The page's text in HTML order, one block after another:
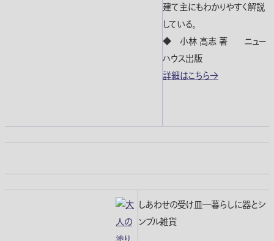
建て主にもわかりやすく解説
している。
◆ 小林 高志 著 ニュー
ハウス出版
詳細はこちら→
しあわせの受け皿―暮らしに器とシ
ンプル雑貨